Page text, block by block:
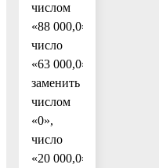
числом
«88 000,0»,
число
«63 000,0»
заменить
числом
«0»,
число
«20 000,0»